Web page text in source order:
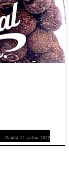
qu’il s’agisse de
produits naturels
emballés dans
Publié31 juillet 2022